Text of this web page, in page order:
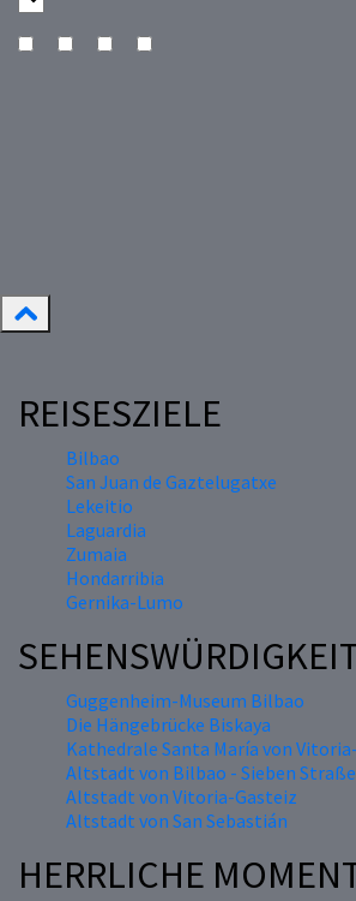
REISESZIELE
Bilbao
San Juan de Gaztelugatxe
Lekeitio
Laguardia
Zumaia
Hondarribia
Gernika-Lumo
Guggenheim-Museum Bilbao
Die Hängebrücke Biskaya
Kathedrale Santa María von
Altstadt von Bilbao - Sieben
Altstadt von Vitoria-Gasteiz
Altstadt von San Sebastián
HERRLICHE